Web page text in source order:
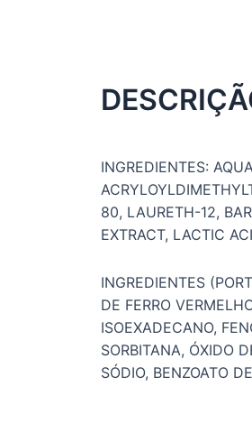
INGREDIENTES:
80, LAURETH-12,
EXTRACT, LACTIC
INGREDIENTES
DE FERRO
ISOEXADECANO,
SORBITANA, ÓXIDO
SÓDIO, BENZOATO